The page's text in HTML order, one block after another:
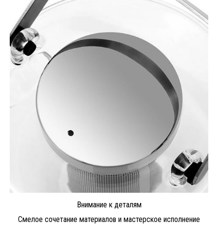
Внимание к деталям
Смелое сочетание материалов и мастерское исполнение